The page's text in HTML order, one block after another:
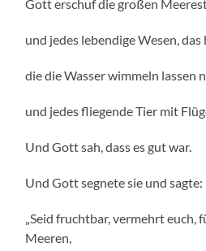
Gott erschuf die großen
und jedes lebendige Wesen,
die die Wasser wimmeln lassen
und jedes fliegende Tier mit
Und Gott sah, dass es gut war.
Und Gott segnete sie und sagte:
„Seid fruchtbar, vermehrt euch,
Meeren,